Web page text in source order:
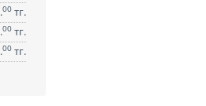
.00тг.
.00тг.
.00тг.